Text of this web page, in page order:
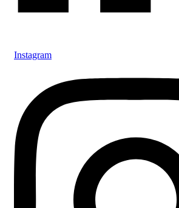
Instagram